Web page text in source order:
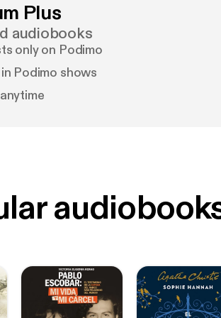
Plus
audiobooks
only on Podimo
Podimo shows